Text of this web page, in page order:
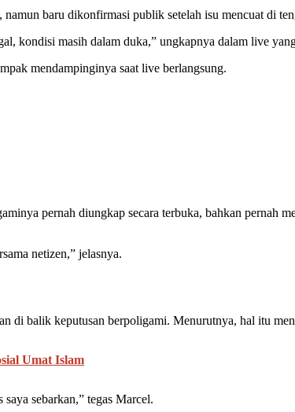
baru dikonfirmasi publik setelah isu mencuat di
kondisi masih dalam duka,” ungkapnya dalam live
mendampinginya saat live berlangsung.
pernah diungkap secara terbuka, bahkan pernah
netizen,” jelasnya.
di balik keputusan berpoligami. Menurutnya, hal itu
Umat Islam
sebarkan,” tegas Marcel.